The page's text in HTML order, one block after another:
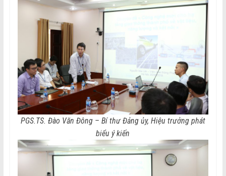
PGS.TS. Đào Văn Đông – Bí thư Đảng ủy, Hiệu trưởng phát
biểu ý kiến